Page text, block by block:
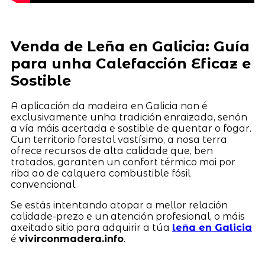
Venda de Leña en Galicia: Guía
para unha Calefacción Eficaz e
Sostible
A aplicación da madeira en Galicia non é
exclusivamente unha tradición enraizada, senón
a vía máis acertada e sostible de quentar o fogar.
Cun territorio forestal vastísimo, a nosa terra
ofrece recursos de alta calidade que, ben
tratados, garanten un confort térmico moi por
riba ao de calquera combustible fósil
convencional.
Se estás intentando atopar a mellor relación
calidade-prezo e un atención profesional, o máis
axeitado sitio para adquirir a túa leña en Galicia
é vivirconmadera.info.